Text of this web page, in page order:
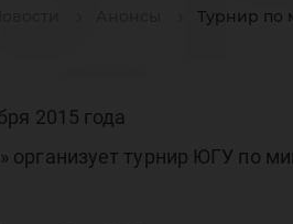
Турнир по
2015 года
организует турнир ЮГУ по